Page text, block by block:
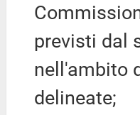
previsti dal
nell'ambito
delineate;